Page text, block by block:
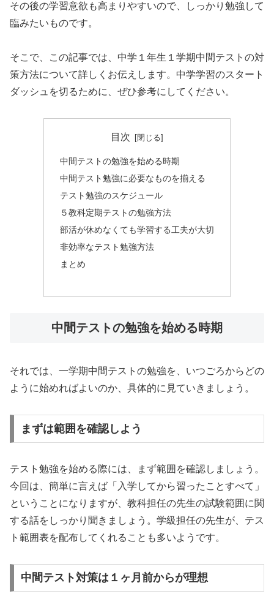
その後の学習意欲も高まりやすいので、しっかり勉強して
臨みたいものです。
そこで、この記事では、中学１年生１学期中間テストの対
策方法について詳しくお伝えします。中学学習のスタート
ダッシュを切るために、ぜひ参考にしてください。
目次
中間テストの勉強を始める時期
中間テスト勉強に必要なものを揃える
テスト勉強のスケジュール
５教科定期テストの勉強方法
部活が休めなくても学習する工夫が大切
非効率なテスト勉強方法
まとめ
中間テストの勉強を始める時期
それでは、一学期中間テストの勉強を、いつごろからどの
ように始めればよいのか、具体的に見ていきましょう。
まずは範囲を確認しよう
テスト勉強を始める際には、まず範囲を確認しましょう。
今回は、簡単に言えば「入学してから習ったことすべて」
ということになりますが、教科担任の先生の試験範囲に関
する話をしっかり聞きましょう。学級担任の先生が、テス
ト範囲表を配布してくれることも多いようです。
中間テスト対策は１ヶ月前からが理想